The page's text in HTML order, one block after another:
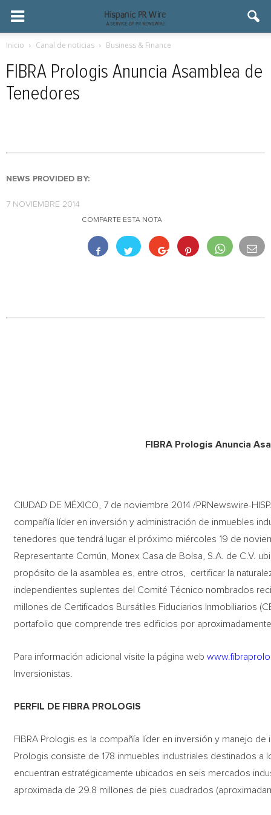
Inicio Canal de noticias Business & Finance
FIBRA Prologis Anuncia Asamblea de
Tenedores
NEWS PROVIDED BY:
7 NOVIEMBRE 2014
COMPARTE ESTA NOTA
FIBRA Prologis Anuncia
CIUDAD DE MÉXICO, 7 de noviembre 2014 /PRNewswire-
compañía líder en inversión y administración de inmuebles
tenedores que tendrá lugar el próximo miércoles 19 de
Representante Común, Monex Casa de Bolsa, S.A. de C.V.
propósito de la asamblea es, entre otros, certificar la
independientes suplentes del Comité Técnico nombrados
millones de Certificados Bursátiles Fiduciarios Inmobiliarios
portafolio que comprende tres edificios por
Para información adicional visite la página web
Inversionistas.
PERFIL DE FIBRA PROLOGIS
FIBRA Prologis es la compañía líder en inversión y manejo
Prologis consiste de 178 inmuebles industriales destinados
encuentran estratégicamente ubicados en seis mercados
aproximada de 29.8 millones de pies cuadrados